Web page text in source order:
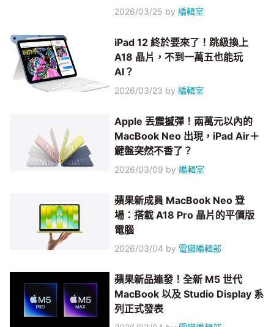
2026/03/25 by編輯室
iPad 12 終於要來了！跳級換上
A18 晶片，不到一萬五也能玩
AI？
2026/03/23 by編輯室
Apple 丟震撼彈！兩萬元以內的
MacBook Neo 出現，iPad Air＋
鍵盤突然不香了？
2026/03/09 by編輯室
蘋果新成員 MacBook Neo 登
場：搭載 A18 Pro 晶片的平價版
電腦
2026/03/04 by 電獺編輯部
蘋果新品連發！全新 M5 世代
MacBook 以及 Studio Display 系
列正式發表